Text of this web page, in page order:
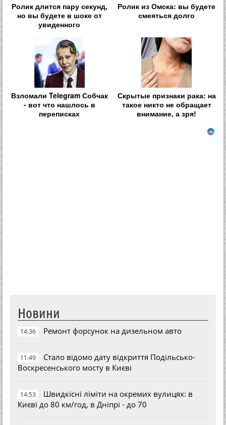
Ролик длится пару секунд,
но вы будете в шоке от
увиденного
Ролик из Омска: вы будете
смеяться долго
Взломали Telegram Собчак
- вот что нашлось в
переписках
Скрытые признаки рака: на
такое никто не обращает
внимание, а зря!
Новини
14:36 Ремонт форсунок на дизельном авто
11:49
Стало відомо дату відкриття Подільсько-
Воскресенського мосту в Києві
14:53
Швидкісні ліміти на окремих вулицях: в
Києві до 80 км/год, в Дніпрі - до 70